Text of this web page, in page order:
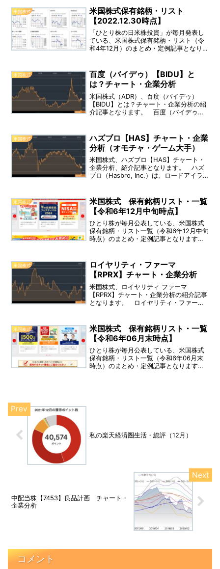
米国株式
米国株式保有銘柄・リスト
【2022.12.30時点】
「ひとり株の日米株投資」が毎月発表し
ている、米国株式保有銘柄・リスト（令
和4年12月）のまとめ・定例記事となりま
米国株式
百度（バイデゥ）【BIDU】と
は？チャート・企業分析
米国株式（ADR）、百度（バイデゥ）
【BIDU】とは？チャート・企業分析の紹
介記事となります。 百度（バイデゥ）
サイトを提供している会社です。 事業
内容：2つの事業セグメントを運営してい
ます。
米国株式
ハズブロ【HAS】チャート・企業
分析（オモチャ・ゲーム大手）
米国株式、ハズブロ【HAS】チャート・
企業分析、紹介記事となります。 ハズ
ブロ（Hasbro, Inc.）は、ロードアイラ
年08月、決算：12月、業種：玩具・児童
用品、配当利回り：4.91％（直近）
米国株式
米国株式 保有銘柄リスト・一覧
【令和6年12月中旬時点】
ひとり株が毎月公表している、米国株式
保有銘柄・リスト一覧（令和6年12月中旬
時点）のまとめ・定例記事となります。
米国株式
ロイヤリティ・ファーマ
【RPRX】チャート・企業分析
米国株式、ロイヤリティ ファーマ
【RPRX】チャート・企業分析の紹介記事
となります。 ロイヤリティ・ファーマ
す。 配当利回り：1.83 ％（税込）、
NASDAQ上場。 事業内容：中小企業の
バイオテクノロジー企業・グローバルな
製薬企業を通じて、学術機関・研究病
院・非営利団体に投資する。
米国株式
米国株式 保有銘柄リスト・一覧
【令和6年06月末時点】
ひとり株が毎月公表している、米国株式
保有銘柄・リスト一覧（令和6年06月末
時点）のまとめ・定例記事となります。
私の楽天経済圏生活・総評（12月）
中配当株【7453】良品計画 チャート・
企業分析
コメント